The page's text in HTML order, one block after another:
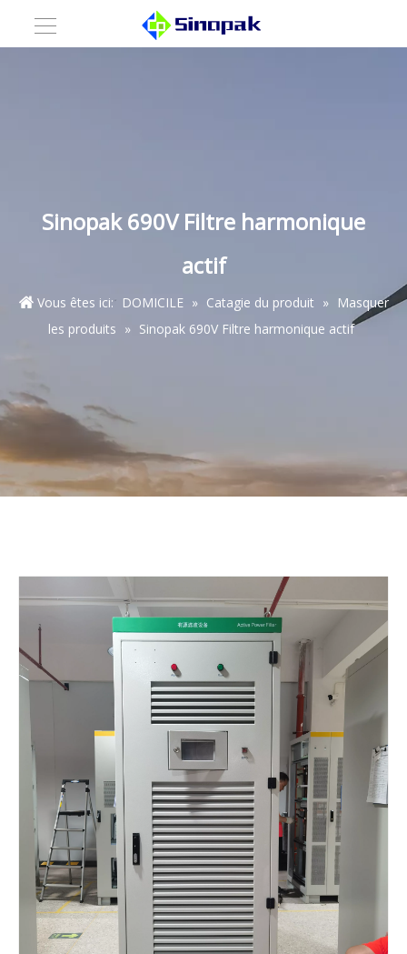
Sinopak 690V Filtre harmonique
actif
Vous êtes ici: DOMICILE » Catagie du produit » Masquer
les produits » Sinopak 690V Filtre harmonique actif